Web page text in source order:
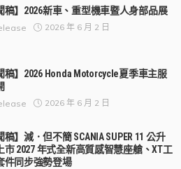
稿】2026新車、重型機車暨人身部品展
2026 年 6 月 2 日
稿】2026 Honda Motorcycle夏季車主服
2026 年 6 月 2 日
稿】減．但不簡 SCANIA SUPER 11 公升
市 2027 年式全新高質感智慧座艙、XT工
件同步強勢登場